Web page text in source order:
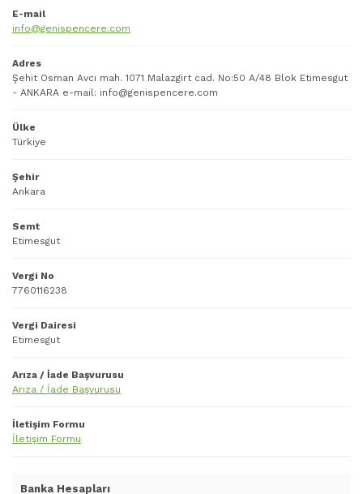
E-mail
info@genispencere.com
Adres
Şehit Osman Avcı mah. 1071 Malazgirt cad. No:50 A/48 Blok Etimesgut
- ANKARA e-mail: info@genispencere.com
Ülke
Türkiye
Şehir
Ankara
Semt
Etimesgut
Vergi No
7760116238
Vergi Dairesi
Etimesgut
Arıza / İade Başvurusu
Arıza / İade Başvurusu
İletişim Formu
İletişim Formu
Banka Hesapları